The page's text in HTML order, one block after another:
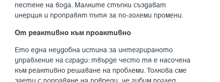
пестене на вода. Малките стъпки създават
инерция и проправят пътя за по-големи промени.
От реактивно към проактивно
Ето една неудобна истина за интегрираното
управление на сгради: твърде често тя е насочена
към реактивно решаване на проблеми. Толкова сме